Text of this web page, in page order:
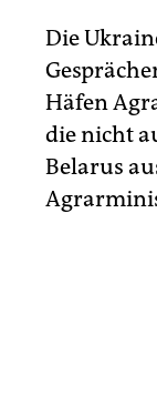
Die
Häfen
die nicht
Belarus